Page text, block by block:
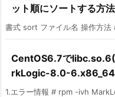
ット順にソートする方法
書式 sort ファイル名 操作方
CentOS6.7で
rkLogic-8.0-6.x86_64
1.エラー情報 # rpm -ivh